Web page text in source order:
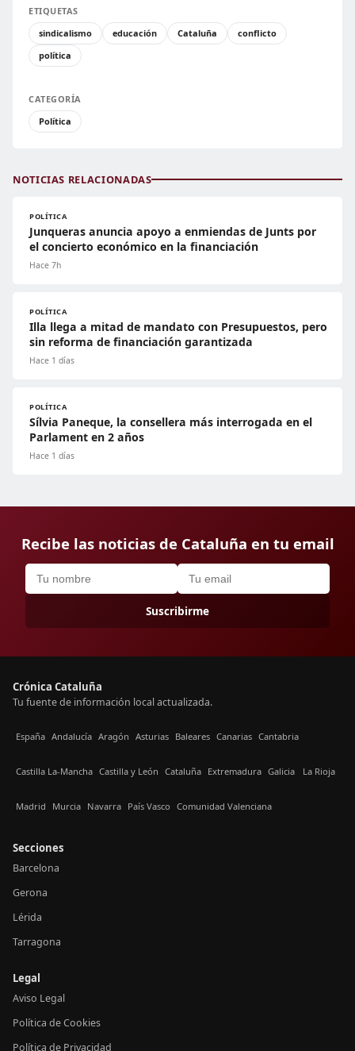
ETIQUETAS
sindicalismo
educación Cataluña
conflicto
política
CATEGORÍA
Política
NOTICIAS RELACIONADAS
POLÍTICA
Junqueras anuncia apoyo a enmiendas de Junts por
el concierto económico en la financiación
Hace 7h
POLÍTICA
Illa llega a mitad de mandato con Presupuestos, pero
sin reforma de financiación garantizada
Hace 1 días
POLÍTICA
Sílvia Paneque, la consellera más interrogada en el
Parlament en 2 años
Hace 1 días
Recibe las noticias de Cataluña en tu email
Suscribirme
Crónica Cataluña
Tu fuente de información local actualizada.
España Andalucía Aragón Asturias Baleares Canarias Cantabria
Castilla La-Mancha Castilla y León Cataluña Extremadura Galicia La Rioja
Madrid Murcia Navarra País Vasco Comunidad Valenciana
Secciones
Barcelona
Gerona
Lérida
Tarragona
Legal
Aviso Legal
Política de Cookies
Política de Privacidad